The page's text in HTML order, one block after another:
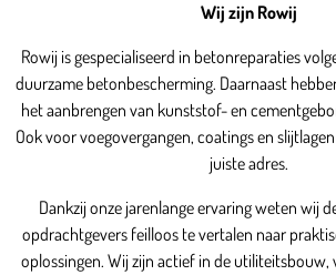
Wij zijn Rowij
Rowij is gespecialiseerd in betonreparaties
duurzame betonbescherming. Daarnaast
het aanbrengen van kunststof- en
Ook voor voegovergangen, coatings en
juiste adres.
Dankzij onze jarenlange ervaring weten wij
opdrachtgevers feilloos te vertalen naar
oplossingen. Wij zijn actief in de